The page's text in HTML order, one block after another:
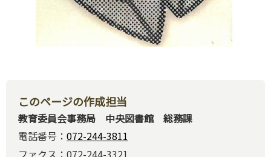
このページの作成担当
教育委員会事務局 中央図書館 総務課
電話番号： 072-244-3811
ファクス：072-244-3321